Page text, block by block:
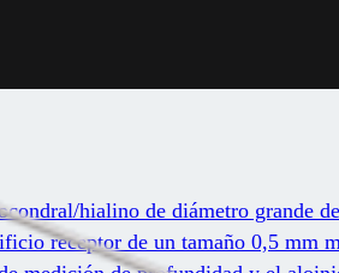
hialino de diámetro grande
receptor de un tamaño 0,5 mm